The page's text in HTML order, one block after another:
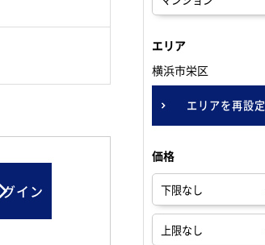
イン
エリア
横浜市栄区
エリアを再設定
価格